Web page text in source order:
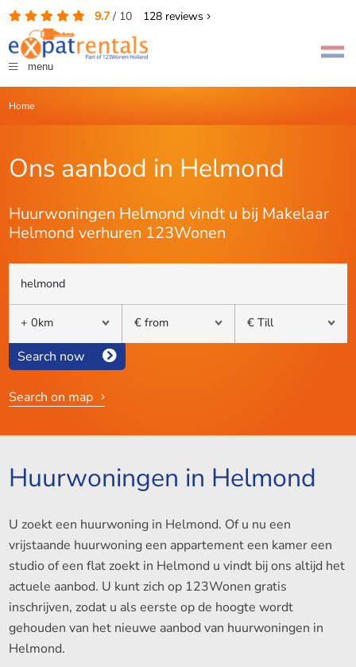
9.7/ 10 128reviews
menu
Home
Ons aanbod in Helmond
Huurwoningen Helmond vindt u bij Makelaar
Helmond verhuren 123Wonen
Search now
Search on map
Huurwoningen in Helmond
U zoekt een huurwoning in Helmond. Of u nu een
vrijstaande huurwoning een appartement een kamer een
studio of een flat zoekt in Helmond u vindt bij ons altijd het
actuele aanbod. U kunt zich op 123Wonen gratis
inschrijven, zodat u als eerste op de hoogte wordt
gehouden van het nieuwe aanbod van huurwoningen in
Helmond.